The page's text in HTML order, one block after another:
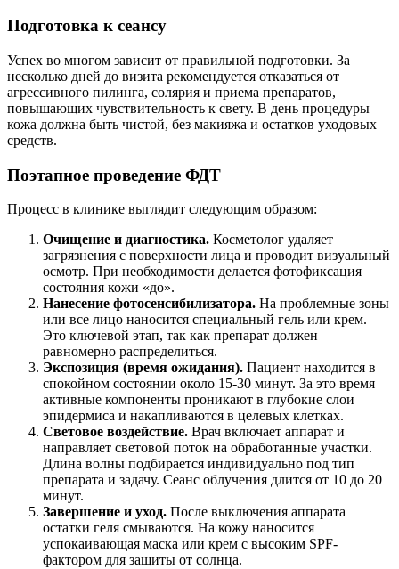
Подготовка к сеансу
Успех во многом зависит от правильной подготовки. За
несколько дней до визита рекомендуется отказаться от
агрессивного пилинга, солярия и приема препаратов,
повышающих чувствительность к свету. В день процедуры
кожа должна быть чистой, без макияжа и остатков уходовых
средств.
Поэтапное проведение ФДТ
Процесс в клинике выглядит следующим образом:
Очищение и диагностика. Косметолог удаляет
загрязнения с поверхности лица и проводит визуальный
осмотр. При необходимости делается фотофиксация
состояния кожи «до».
Нанесение фотосенсибилизатора. На проблемные зоны
или все лицо наносится специальный гель или крем.
Это ключевой этап, так как препарат должен
равномерно распределиться.
Экспозиция (время ожидания). Пациент находится в
спокойном состоянии около 15-30 минут. За это время
активные компоненты проникают в глубокие слои
эпидермиса и накапливаются в целевых клетках.
Световое воздействие. Врач включает аппарат и
направляет световой поток на обработанные участки.
Длина волны подбирается индивидуально под тип
препарата и задачу. Сеанс облучения длится от 10 до 20
минут.
Завершение и уход. После выключения аппарата
остатки геля смываются. На кожу наносится
успокаивающая маска или крем с высоким SPF-
фактором для защиты от солнца.